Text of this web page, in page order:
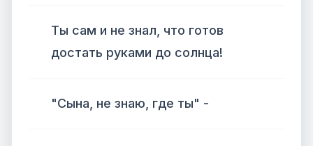
Ты сам и не знал, что готов
достать руками до солнца!
"Сына, не знаю, где ты" -